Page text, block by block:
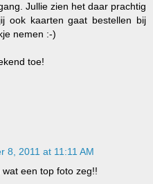
Jullie zien het daar prachtig
ook kaarten gaat bestellen bij
nemen :-)
toe!
8, 2011 at 11:11 AM
een top foto zeg!!